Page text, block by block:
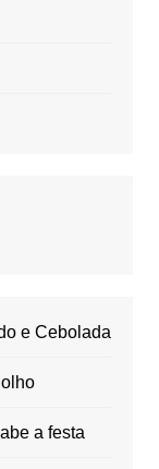
e Cebolada
a festa